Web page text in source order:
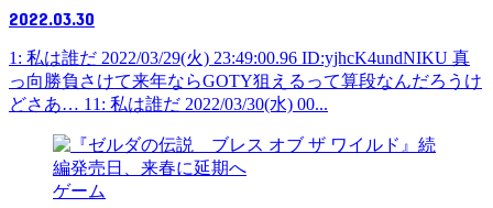
2022.03.30
1: 私は誰だ 2022/03/29(火) 23:49:00.96 ID:yjhcK4undNIKU 真
っ向勝負さけて来年ならGOTY狙えるって算段なんだろうけ
どさあ… 11: 私は誰だ 2022/03/30(水) 00...
ゲーム